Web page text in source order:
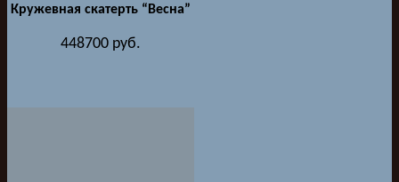
Кружевная скатерть “Весна”
448700 руб.